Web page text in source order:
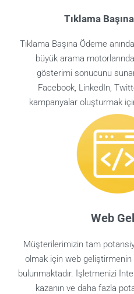
Tıklama
Tıklama Başına Ödeme
büyük arama
gösterimi sonucunu
Facebook, LinkedIn,
kampanyalar oluşturmak
Web
Müşterilerimizin tam
olmak için web
bulunmaktadır. İşletmenizi
kazanın ve daha fazla